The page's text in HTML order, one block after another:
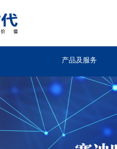
产品及服务